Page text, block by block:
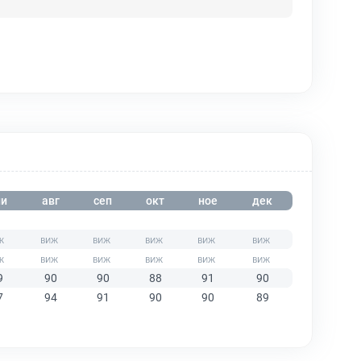
авг сеп окт ное дек
90 90 88 91
90
94 91 90 90 89